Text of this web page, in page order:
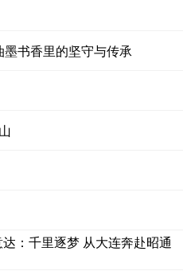
书香里的坚守与传承
：千里逐梦 从大连奔赴昭通